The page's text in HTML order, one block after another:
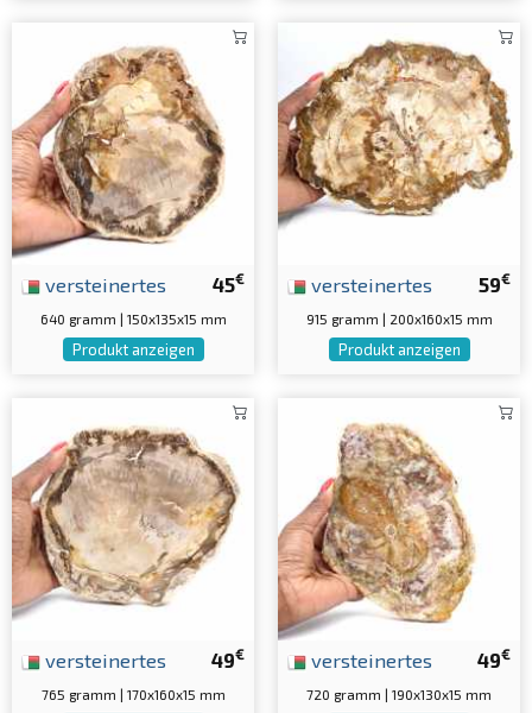
45€
versteinertes
640 gramm | 150x135x15 mm
Produkt anzeigen
59€
versteinertes
915 gramm | 200x160x15 mm
Produkt anzeigen
49€
versteinertes
765 gramm | 170x160x15 mm
49€
versteinertes
720 gramm | 190x130x15 mm